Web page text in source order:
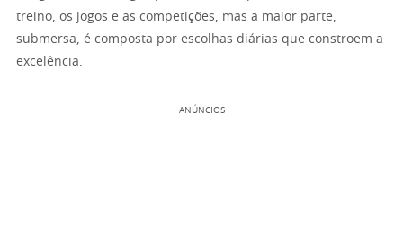
treino, os jogos e as competições, mas a maior parte,
submersa, é composta por escolhas diárias que constroem a
excelência.
ANÚNCIOS